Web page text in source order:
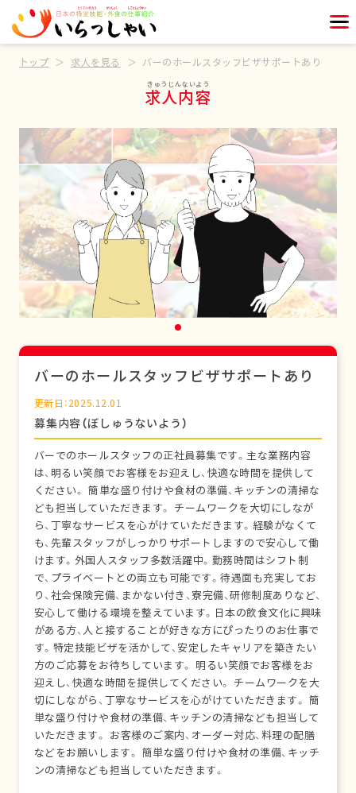
トップ 求人を見る バーのホールスタッフビザサポートあり
求人内容
バーのホールスタッフビザサポートあり
更新日：2025.12.01
募集内容（ぼしゅうないよう）
バーでのホールスタッフの正社員募集です。主な業務内容
は、明るい笑顔でお客様をお迎えし、快適な時間を提供して
ください。 簡単な盛り付けや食材の準備、キッチンの清掃な
ども担当していただきます。 チームワークを大切にしなが
ら、丁寧なサービスを心がけていただきます。経験がなくて
も、先輩スタッフがしっかりサポートしますので安心して働
けます。外国人スタッフ多数活躍中。勤務時間はシフト制
で、プライベートとの両立も可能です。待遇面も充実してお
り、社会保険完備、まかない付き、寮完備、研修制度ありなど、
安心して働ける環境を整えています。日本の飲食文化に興味
がある方、人と接することが好きな方にぴったりのお仕事で
す。特定技能ビザを活かして、安定したキャリアを築きたい
方のご応募をお待ちしています。 明るい笑顔でお客様をお
迎えし、快適な時間を提供してください。 チームワークを大
切にしながら、丁寧なサービスを心がけていただきます。 簡
単な盛り付けや食材の準備、キッチンの清掃なども担当して
いただきます。 お客様のご案内、オーダー対応、料理の配膳
などをお願いします。 簡単な盛り付けや食材の準備、キッチ
ンの清掃なども担当していただきます。